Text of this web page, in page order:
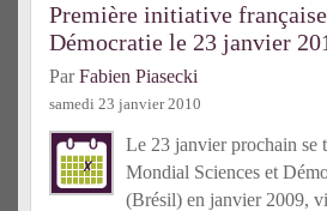
Première initiative
Démocratie le 23 janvier
ParFabien Piasecki
samedi 23 janvier 2010
Le 23 janvier prochain se
Mondial Sciences et
(Brésil) en janvier 2009,